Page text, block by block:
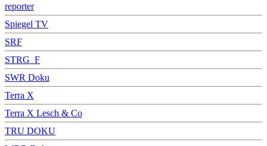
reporter
Spiegel TV
SRF
STRG_F
SWR Doku
Terra X
Terra X Lesch & Co
TRU DOKU